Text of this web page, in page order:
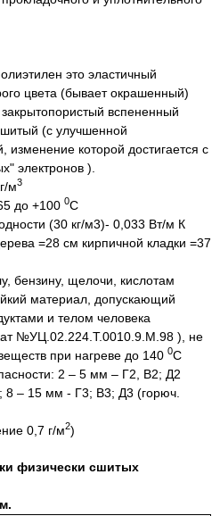
это эластичный
цвета (бывает окрашенный)
вспененный
(с улучшенной
изменение которой достигается с
электронов ).
м3
до +100 0С
(30 кг/м3)- 0,033 Вт/м К
=28 см кирпичной кладки =37
бензину, щелочи, кислотам
материал, допускающий
и телом человека
№УЦ.02.224.Т.0010.9.М.98 ), не
при нагреве до 140 0С
2 – 5 мм – Г2, В2; Д2
8 – 15 мм - Г3; В3; Д3 (горюч.
0,7 г/м2)
физически сшитых